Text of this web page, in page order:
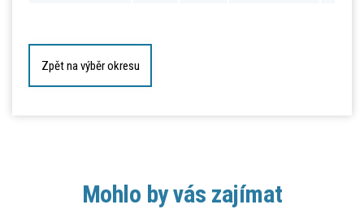
Zpět na výběr okresu
Mohlo by vás zajímat